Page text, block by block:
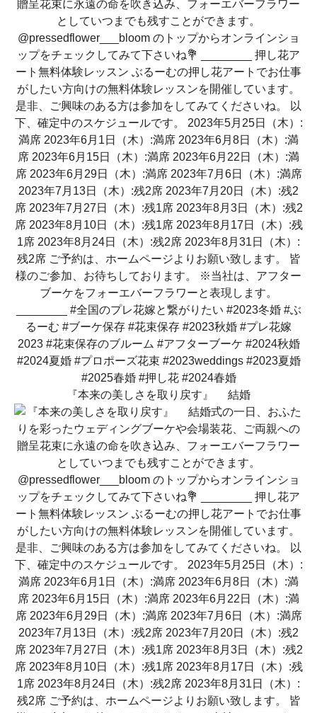
『本来の美しさを取り戻す』 結婚